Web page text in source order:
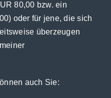
80,00 bzw. ein
oder für jene, die sich
überzeugen
auch Sie: